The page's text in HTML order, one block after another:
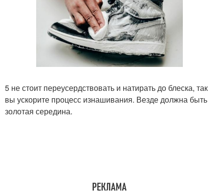
5 не стоит переусердствовать и натирать до блеска, так
вы ускорите процесс изнашивания. Везде должна быть
золотая середина.